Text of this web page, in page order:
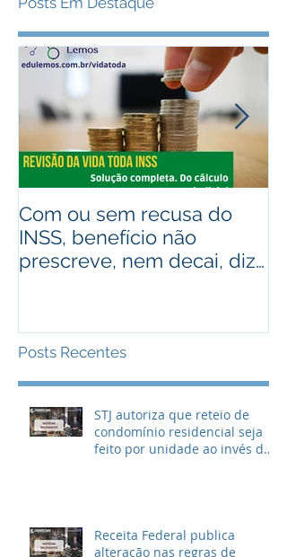
Com ou sem recusa do
INSS, benefício não
prescreve, nem decai, diz
Posts Recentes
STJ autoriza que reteio de
condomínio residencial seja
feito por unidade ao invés de
Receita Federal publica
alteração nas regras de